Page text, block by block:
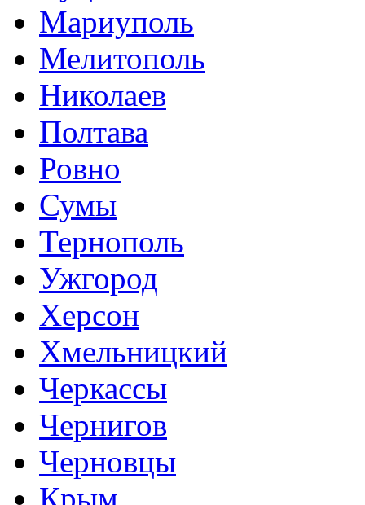
Мариуполь
Мелитополь
Николаев
Полтава
Ровно
Сумы
Тернополь
Ужгород
Херсон
Хмельницкий
Черкассы
Чернигов
Черновцы
Крым